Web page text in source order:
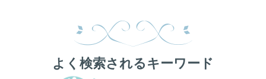
よく検索されるキーワード